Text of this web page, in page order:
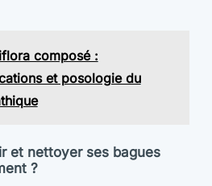
composé :
et posologie du
et nettoyer ses bagues
?